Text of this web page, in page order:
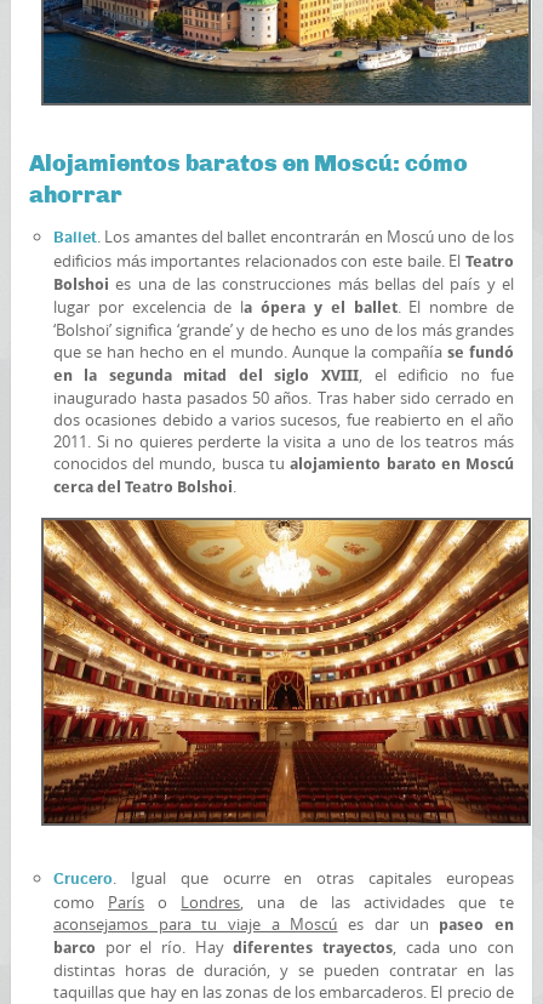
Alojamientos baratos en Moscú: cómo
ahorrar
Ballet. Los amantes del ballet encontrarán en Moscú uno de los
edificios más importantes relacionados con este baile. ElTeatro
Bolshoi es una de las construcciones más bellas del país y el
lugar por excelencia de la ópera y el ballet. El nombre de
‘Bolshoi’ significa ‘grande’ y de hecho es uno de los más grandes
que se han hecho en el mundo. Aunque la compañía se fundó
en la segunda mitad del siglo XVIII, el edificio no fue
inaugurado hasta pasados 50 años. Tras haber sido cerrado en
dos ocasiones debido a varios sucesos, fue reabierto en el año
2011. Si no quieres perderte la visita a uno de los teatros más
conocidos del mundo, busca tualojamiento barato en Moscú
cerca del Teatro Bolshoi.
Crucero. Igual que ocurre en otras capitales europeas
como París o Londres, una de las actividades que te
aconsejamos para tu viaje a Moscú es dar un
paseo en
barco
por el río. Haydiferentes trayectos, cada uno con
distintas horas de duración, y se pueden contratar en las
taquillas que hay en las zonas de los embarcaderos. El precio de